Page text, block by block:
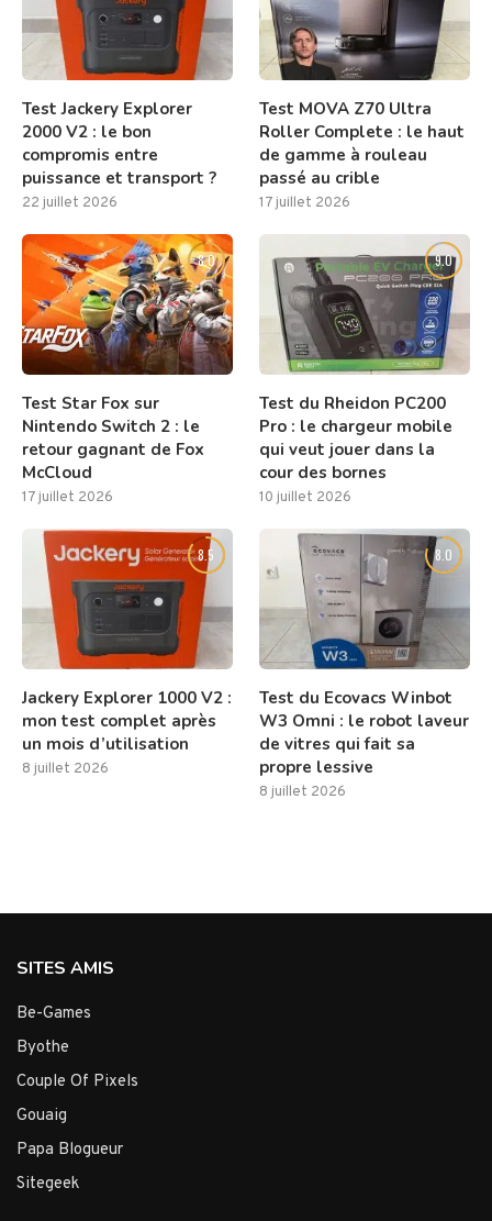
Test Jackery Explorer
2000 V2 : le bon
compromis entre
puissance et transport ?
22 juillet 2026
Test MOVA Z70 Ultra
Roller Complete : le haut
de gamme à rouleau
passé au crible
17 juillet 2026
8.0
Test Star Fox sur
Nintendo Switch 2 : le
retour gagnant de Fox
McCloud
17 juillet 2026
9.0
Test du Rheidon PC200
Pro : le chargeur mobile
qui veut jouer dans la
cour des bornes
10 juillet 2026
8.5
Jackery Explorer 1000 V2 :
mon test complet après
un mois d’utilisation
8 juillet 2026
8.0
Test du Ecovacs Winbot
W3 Omni : le robot laveur
de vitres qui fait sa
propre lessive
8 juillet 2026
SITES AMIS
Be-Games
Byothe
Couple Of Pixels
Gouaig
Papa Blogueur
Sitegeek